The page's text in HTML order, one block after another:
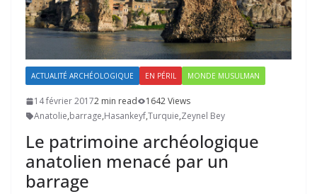
ACTUALITÉ ARCHÉOLOGIQUE EN PÉRIL MONDE MUSULMAN
14 février 20172 min read
1642 Views
Anatolie,barrage,Hasankeyf,Turquie,Zeynel Bey
Le patrimoine archéologique
anatolien menacé par un
barrage